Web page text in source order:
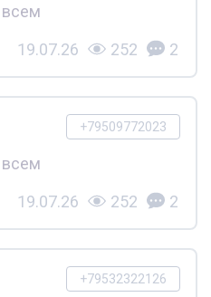
всем
19.07.26 252 2
+79509772023
всем
19.07.26 252 2
+79532322126